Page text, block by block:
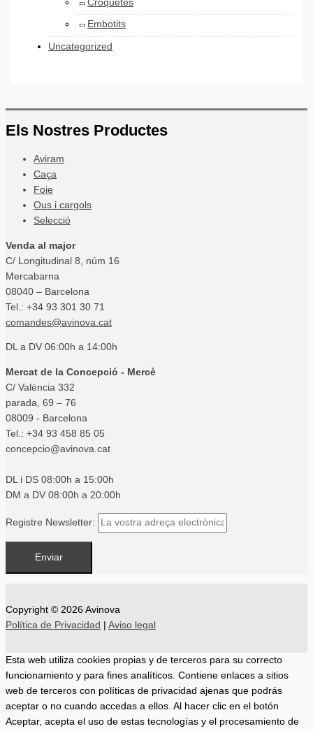
Croquetes
Embotits
Uncategorized
Els Nostres Productes
Aviram
Caça
Foie
Ous i cargols
Selecció
Venda al major
C/ Longitudinal 8, núm 16
Mercabarna
08040 – Barcelona
Tel.: +34 93 301 30 71
comandes@avinova.cat
DL a DV 06:00h a 14:00h
Mercat de la Concepció - Mercè
C/ València 332
parada, 69 – 76
08009 - Barcelona
Tel.: +34 93 458 85 05
concepcio@avinova.cat
DL i DS 08:00h a 15:00h
DM a DV 08:00h a 20:00h
Registre Newsletter:
Copyright © 2026 Avinova
Política de Privacidad
Aviso legal
Esta web utiliza cookies propias y de terceros para su correcto
funcionamiento y para fines analíticos. Contiene enlaces a sitios
web de terceros con políticas de privacidad ajenas que podrás
aceptar o no cuando accedas a ellos. Al hacer clic en el botón
Aceptar, acepta el uso de estas tecnologías y el procesamiento de